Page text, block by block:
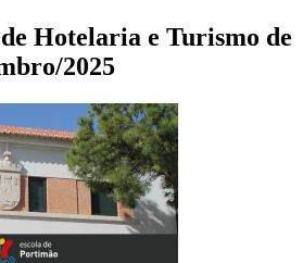
Hotelaria e Turismo de
2025